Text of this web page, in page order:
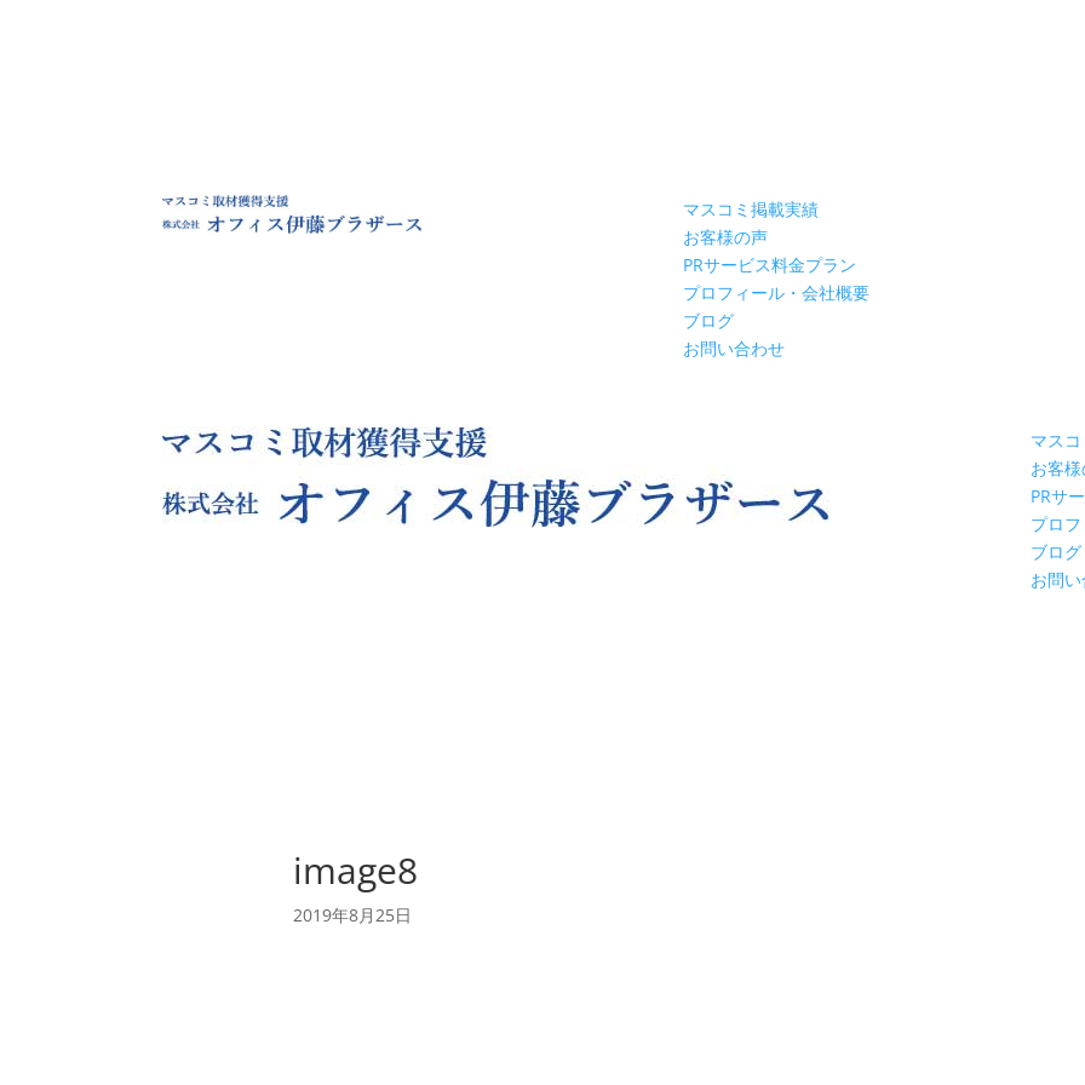
マスコミ掲載実績
お客様の声
PRサービス料金プラン
プロフィール・会社概要
ブログ
お問い合わせ
マス
お客
PRサ
プロ
ブログ
お問
image8
2019年8月25日